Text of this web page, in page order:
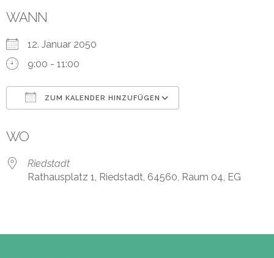
WANN
12. Januar 2050
9:00 - 11:00
ZUM KALENDER HINZUFÜGEN
WO
Riedstadt
Rathausplatz 1, Riedstadt, 64560, Raum 04, EG